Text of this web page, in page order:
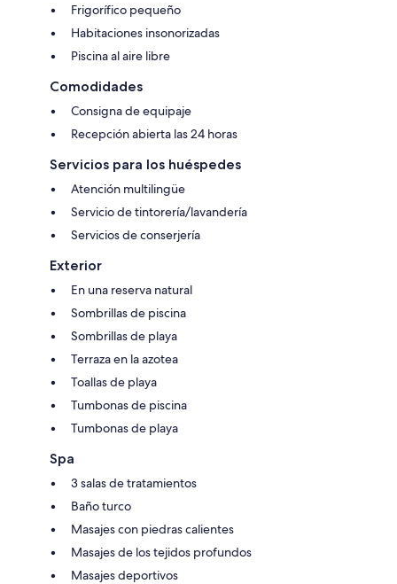
Frigorífico pequeño
Habitaciones insonorizadas
Piscina al aire libre
Comodidades
Consigna de equipaje
Recepción abierta las 24 horas
Servicios para los huéspedes
Atención multilingüe
Servicio de tintorería/lavandería
Servicios de conserjería
Exterior
En una reserva natural
Sombrillas de piscina
Sombrillas de playa
Terraza en la azotea
Toallas de playa
Tumbonas de piscina
Tumbonas de playa
Spa
3 salas de tratamientos
Baño turco
Masajes con piedras calientes
Masajes de los tejidos profundos
Masajes deportivos